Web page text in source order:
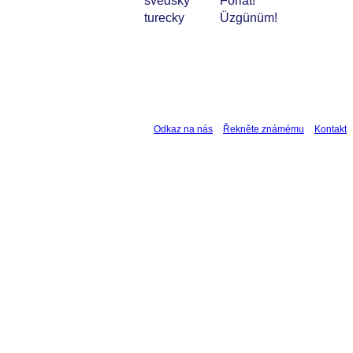
turecky
Üzgünüm!
Odkaz na nás Řekněte známému Kontakt